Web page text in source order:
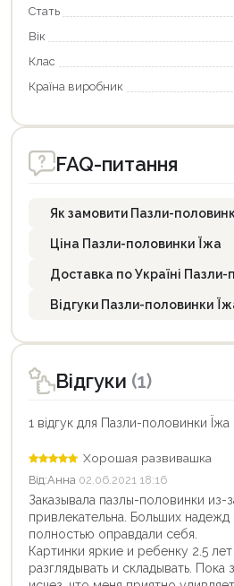
Стать
Вік
Клас
Країна виробник
FAQ-питання
Як замовити Пазли-
Ціна Пазли-половинки Їжа
Доставка по Україні Пазли-
Відгуки Пазли-половинки
Відгуки (1)
1 відгук для Пазли-половинки Їжа
Хорошая развивашка
Від:Анна 02.06.2021 18:16
Заказывала пазлы-половинки из-
привлекательна. Больших надежд
полностью оправдали себя.
Картинки яркие и ребенку 2.5
разглядывать и складывать.